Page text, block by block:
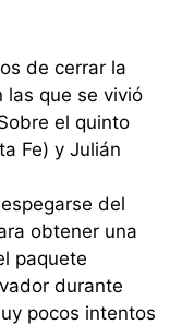
de cerrar la
las que se vivió
el quinto
Fe) y Julián
del
obtener una
paquete
durante
pocos intentos